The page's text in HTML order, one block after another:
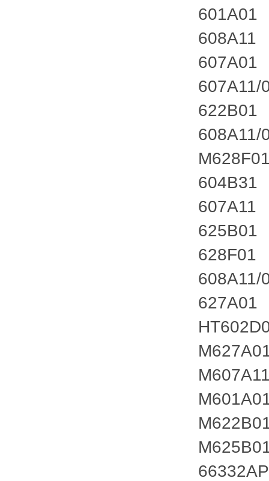
601A01
608A11
607A01
607A11/
622B01
608A11/
604B31
607A11
625B01
628F01
608A11/
627A01